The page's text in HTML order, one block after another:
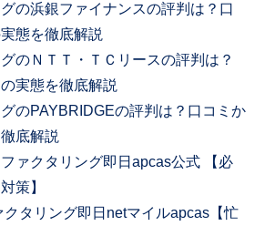
の浜銀ファイナンスの評判は？口
態を徹底解説
のＮＴＴ・ＴＣリースの評判は？
実態を徹底解説
のPAYBRIDGEの評判は？口コミか
底解説
ァクタリング即日apcas公式 【必
策】
クタリング即日netマイルapcas【忙